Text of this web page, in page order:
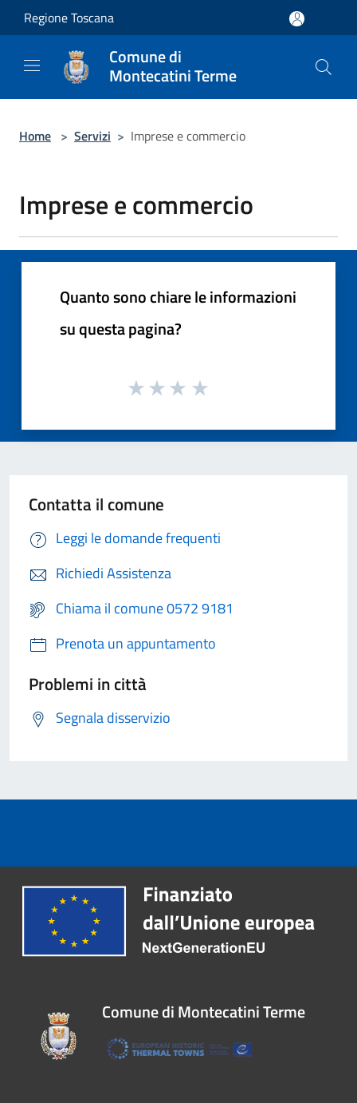
Salta al contenuto principale
Regione Toscana
Comune di
Montecatini Terme
Home > Servizi > Imprese e commercio
Imprese e commercio
Quanto sono chiare le informazioni
su questa pagina?
Contatta il comune
Leggi le domande frequenti
Richiedi Assistenza
Chiama il comune 0572 9181
Prenota un appuntamento
Problemi in città
Segnala disservizio
Comune di Montecatini Terme